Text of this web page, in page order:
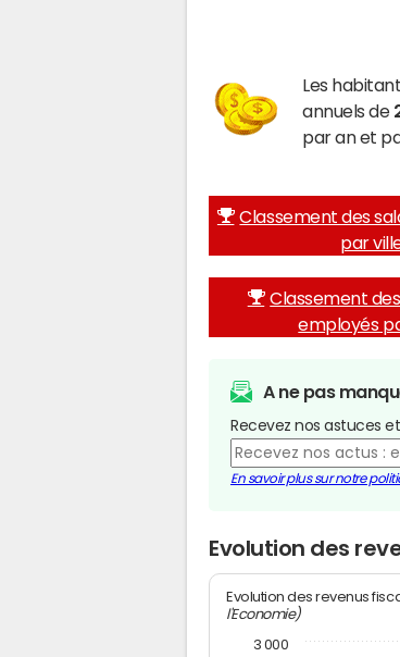
Les
annuels de
par an et
Classement des
par
Classement
employés
A ne pas
Recevez nos astuces
En savoir plus sur notre
Evolution des
Evolution des revenus
l'Economie)
3 000